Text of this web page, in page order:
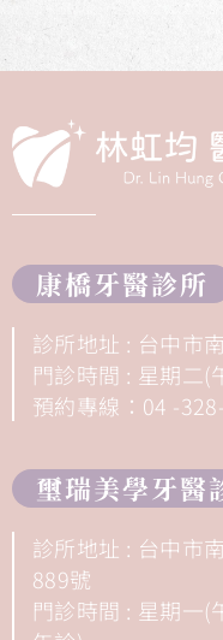
康橋牙醫診所
診所地址 : 台中市
門診時間 : 星期二(
預約專線：04 -
璽瑞美學牙醫
診所地址 : 台中市
889號
門診時間 : 星期一(